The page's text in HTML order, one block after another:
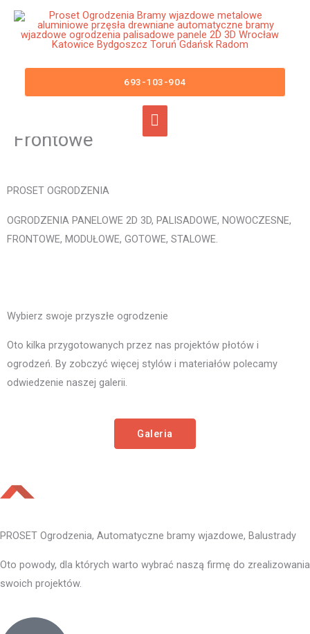
Przejdź
Główne
menu
693-103-904
Ogrodzenia Resko Bramy
Wjazdowe Furtki Płoty Metalowe
Aluminiowe Nowoczesne
Panelowe Palisadowe Stalowe
Frontowe
PROSET OGRODZENIA
OGRODZENIA PANELOWE 2D 3D, PALISADOWE, NOWOCZESNE,
FRONTOWE, MODUŁOWE, GOTOWE, STALOWE.
Wybierz swoje przyszłe ogrodzenie
Oto kilka przygotowanych przez nas projektów płotów i
ogrodzeń. By zobczyć więcej stylów i materiałów polecamy
odwiedzenie naszej galerii.
Galeria
PROSET Ogrodzenia, Automatyczne bramy wjazdowe, Balustrady
Oto powody, dla których warto wybrać naszą firmę do zrealizowania
swoich projektów.